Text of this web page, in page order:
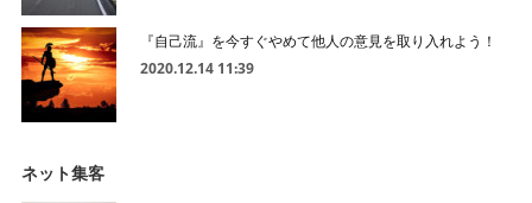
『自己流』を今すぐやめて他人の意見を取り入れよう！
2020.12.14 11:39
ネット集客